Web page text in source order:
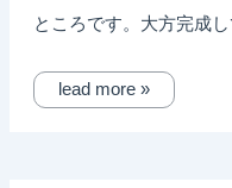
ところです。大方完成
lead more »